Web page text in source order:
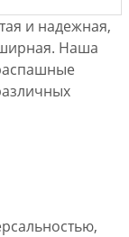
и надежная,
Наша